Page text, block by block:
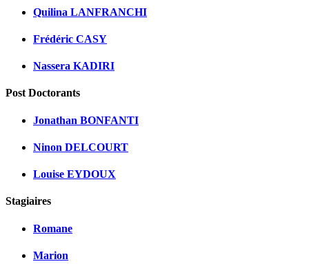
Quilina LANFRANCHI
Frédéric CASY
Nassera KADIRI
Post Doctorants
Jonathan BONFANTI
Ninon DELCOURT
Louise EYDOUX
Stagiaires
Romane
Marion